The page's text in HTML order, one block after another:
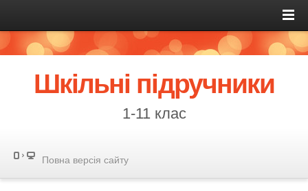
Шкільні підручники
1-11 клас
Повна версія сайту